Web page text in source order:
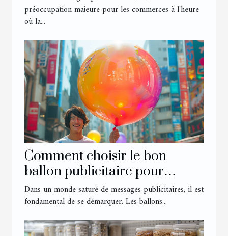
préoccupation majeure pour les commerces à l'heure
où la...
Comment choisir le bon
ballon publicitaire pour
maximiser votre visibilité
Dans un monde saturé de messages publicitaires, il est
fondamental de se démarquer. Les ballons...